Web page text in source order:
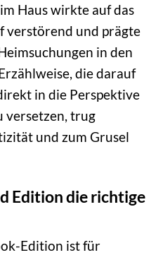
Haus wirkte auf das
verstörend und prägte
in den
die darauf
in die Perspektive
versetzen, trug
und zum Grusel
Edition die richtige
Edition ist für